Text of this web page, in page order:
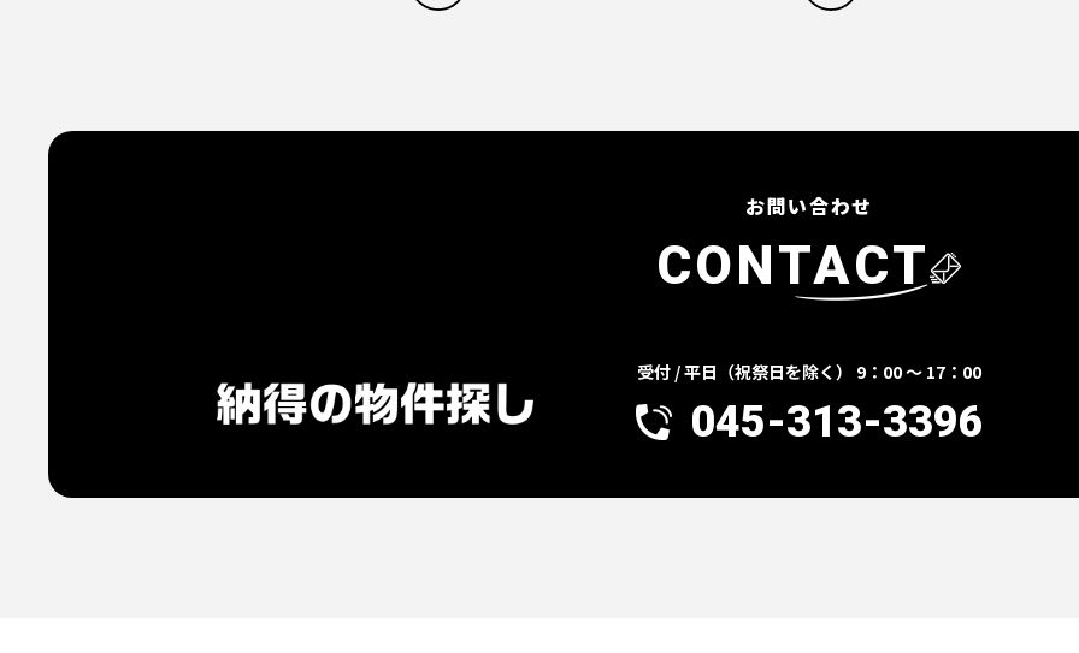
お問い合わせ
CONTACT
受付 / 平日（祝祭日を除く） 9：00 ～ 17：00
045-313-3396